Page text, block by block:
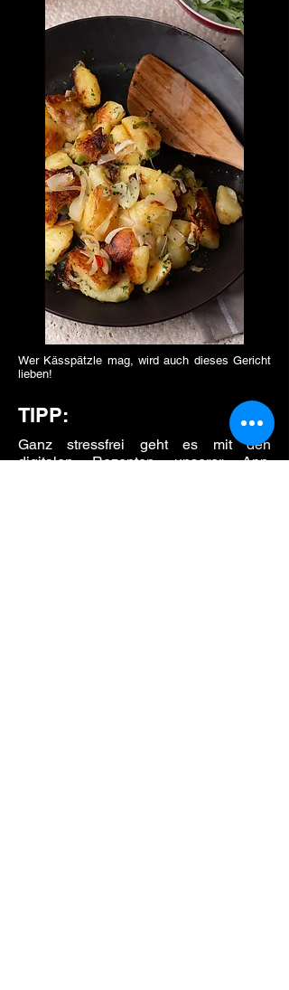
Wer Kässpätzle mag, wird auch dieses Gericht
lieben!
TIPP:
Ganz stressfrei geht es mit den
digitalen Rezepten unserer App.